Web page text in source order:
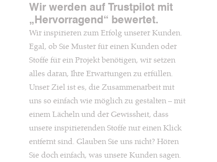
Wir werden auf Trustpilot mit
„Hervorragend“ bewertet.
Wir inspirieren zum Erfolg unserer Kunden.
Egal, ob Sie Muster für einen Kunden oder
Stoffe für ein Projekt benötigen, wir setzen
alles daran, Ihre Erwartungen zu erfüllen.
Unser Ziel ist es, die Zusammenarbeit mit
uns so einfach wie möglich zu gestalten – mit
einem Lächeln und der Gewissheit, dass
unsere inspirierenden Stoffe nur einen Klick
entfernt sind. Glauben Sie uns nicht? Hören
Sie doch einfach, was unsere Kunden sagen.